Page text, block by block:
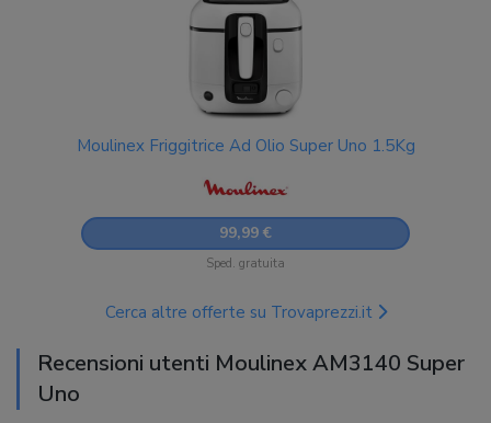
Moulinex Friggitrice Ad Olio Super Uno 1.5Kg
99,99 €
Sped. gratuita
Cerca altre offerte su Trovaprezzi.it
Recensioni utenti Moulinex AM3140 Super
Uno